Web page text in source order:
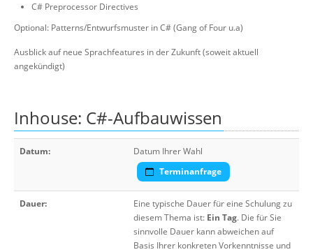
C# Preprocessor Directives
Optional: Patterns/Entwurfsmuster in C# (Gang of Four u.a)
Ausblick auf neue Sprachfeatures in der Zukunft (soweit aktuell
angekündigt)
Inhouse: C#-Aufbauwissen
Datum:
Datum Ihrer Wahl
Terminanfrage
Dauer:
Eine typische Dauer für eine Schulung zu
diesem Thema ist: Ein Tag. Die für Sie
sinnvolle Dauer kann abweichen auf
Basis Ihrer konkreten Vorkenntnisse und